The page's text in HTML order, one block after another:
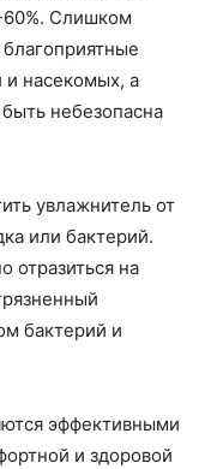
60%. Слишком
и насекомых, а
небезопасна
увлажнитель от
или бактерий.
отразиться на
бактерий и
эффективными
и здоровой